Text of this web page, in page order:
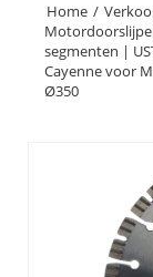
Home /
segmenten |
Cayenne voor
Ø350